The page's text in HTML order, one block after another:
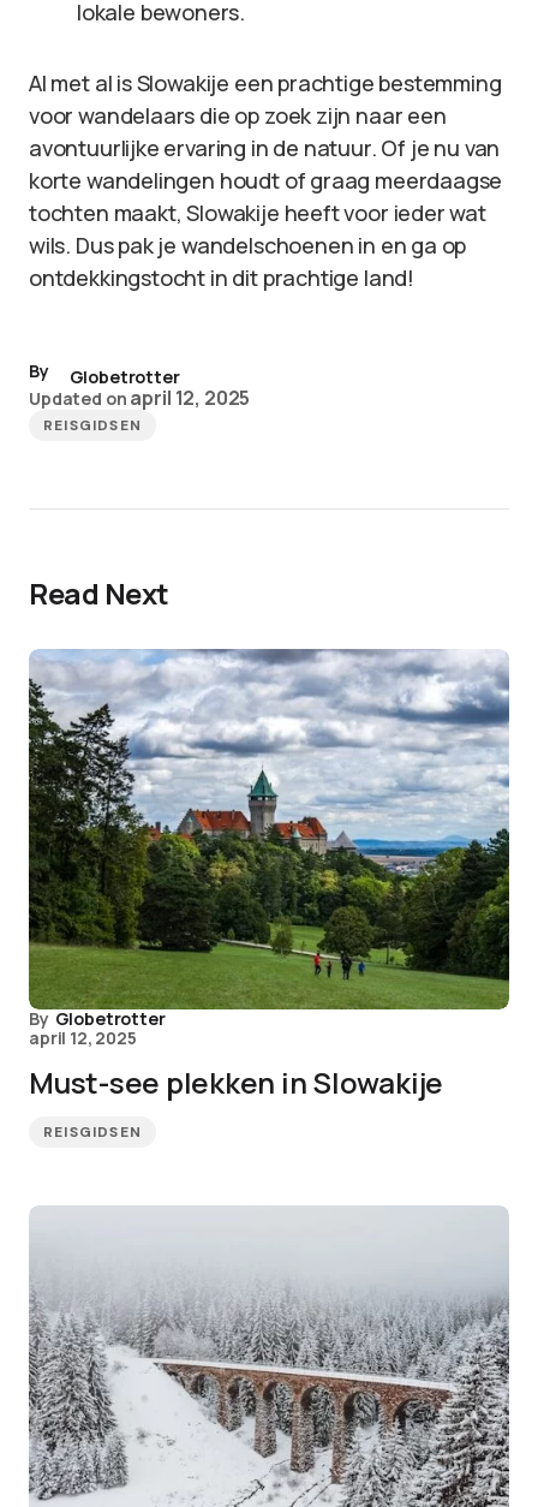
lokale bewoners.
Al met al is Slowakije een prachtige bestemming
voor wandelaars die op zoek zijn naar een
avontuurlijke ervaring in de natuur. Of je nu van
korte wandelingen houdt of graag meerdaagse
tochten maakt, Slowakije heeft voor ieder wat
wils. Dus pak je wandelschoenen in en ga op
ontdekkingstocht in dit prachtige land!
By
Globetrotter
Updated on april 12, 2025
REISGIDSEN
Read Next
By Globetrotter
april 12, 2025
Must-see plekken in Slowakije
REISGIDSEN